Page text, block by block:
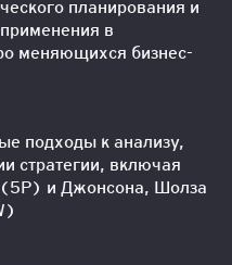
планирования и
в
меняющихся бизнес-
подходы к анализу,
стратегии, включая
и Джонсона, Шолза